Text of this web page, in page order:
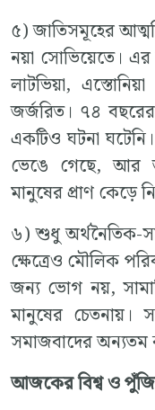
৫) জাতিসমূহের
নয়া সোভিয়েতে। এর
লাটভিয়া,
জর্জরিত। ৭৪ বছরের
একটিও ঘটনা
ভেঙে গেছে, আর
মানুষের প্রাণ কেড়ে
৬) শুধু অর্থনৈতিক-
ক্ষেত্রেও মৌলিক
জন্য ভোগ নয়,
মানুষের
সমাজবাদের অন্যতম
আজকের বিশ্ব ও